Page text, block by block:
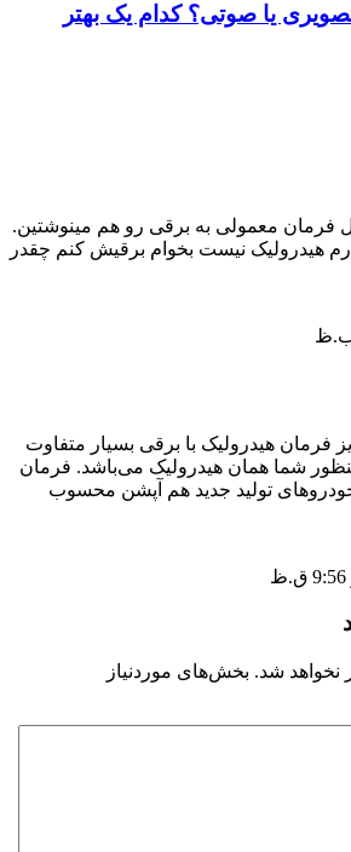
یا صوتی؟ کدام یک بهتر
فرمان معمولی به برقی رو هم مینوشتین.
141 مدل 89 دارم هیدرولیک نیست بخوام برقیش کنم چقدر
فرمان هیدرولیک با برقی بسیار متفاوت
شما همان هیدرولیک می‌باشد. فرمان
تولید جدید هم آپشن محسوب
نخواهد شد. بخش‌های موردنیاز